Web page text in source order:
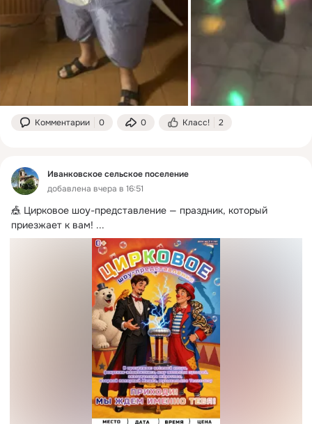
Комментарии 0 0 Класс! 2
Иванковское сельское поселение
добавлена вчера в 16:51
🎪 Цирковое шоу-представление — праздник, который
приезжает к вам! ...